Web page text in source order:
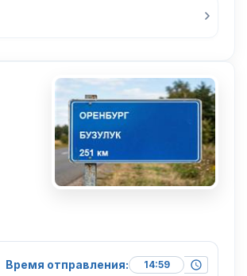
Время отправления: